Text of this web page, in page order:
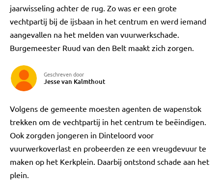
jaarwisseling achter de rug. Zo was er een grote
vechtpartij bij de ijsbaan in het centrum en werd iemand
aangevallen na het melden van vuurwerkschade.
Burgemeester Ruud van den Belt maakt zich zorgen.
Geschreven door
Jesse van Kalmthout
Volgens de gemeente moesten agenten de wapenstok
trekken om de vechtpartij in het centrum te beëindigen.
Ook zorgden jongeren in Dinteloord voor
vuurwerkoverlast en probeerden ze een vreugdevuur te
maken op het Kerkplein. Daarbij ontstond schade aan het
plein.